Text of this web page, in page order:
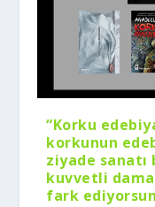
“Korku
korkunun
ziyade sanatı
kuvvetli
fark